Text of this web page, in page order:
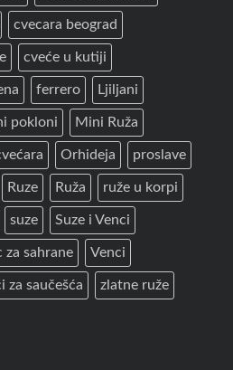
cvecara beograd
cveće u kutiji
ferrero Ljiljani
pokloni Mini Ruža
Orhideja proslave
Ruze Ruža ruže u korpi
suze Suze i Venci
za sahrane Venci
za saučešća zlatne ruže